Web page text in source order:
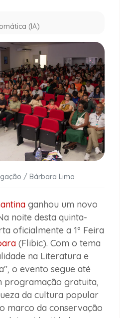
(IA)
/ Bárbara Lima
ganhou um novo
noite desta quinta-
oficialmente a 1ª Feira
(Flibic). Com o tema
na Literatura e
o evento segue até
programação gratuita,
da cultura popular
marco da conservação